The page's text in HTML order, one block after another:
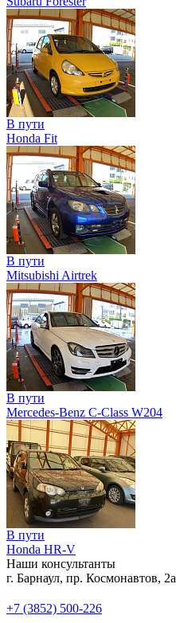
В пути
Honda Fit
В пути
Mitsubishi Airtrek
В пути
Mercedes-Benz C-Class W204
В пути
Honda HR-V
Наши консультанты
г. Барнаул, пр. Космонавтов, 2а
+7 (3852) 500-226